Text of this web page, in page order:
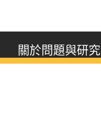
關於問題與研究
About this journal